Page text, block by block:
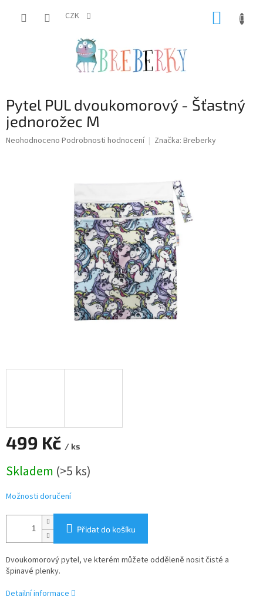
CZK
Pytel PUL dvoukomorový - Šťastný
jednorožec M
Průměrné
Neohodnoceno Podrobnosti hodnocení Značka: Breberky
499 Kč / ks
cena:
Skladem (>5 ks)
Možnosti doručení
Přidat do košíku
Dvoukomorový pytel, ve kterém můžete odděleně nosit čisté a
špinavé plenky.
Detailní informace